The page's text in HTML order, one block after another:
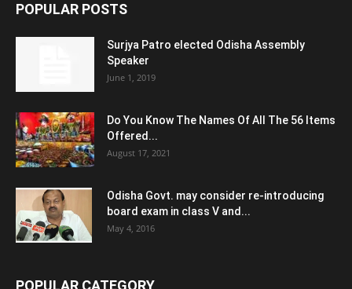
POPULAR POSTS
Surjya Patro elected Odisha Assembly
Speaker
June 1, 2019
Do You Know The Names Of All The 56 Items
Offered...
August 17, 2021
Odisha Govt. may consider re-introducing
board exam in class V and...
May 4, 2016
POPULAR CATEGORY